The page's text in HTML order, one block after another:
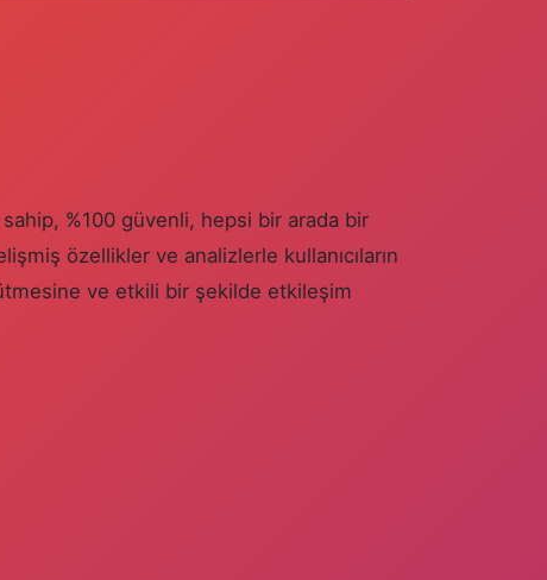
%100 güvenli, hepsi bir arada bir
özellikler ve analizlerle kullanıcıların
ve etkili bir şekilde etkileşim